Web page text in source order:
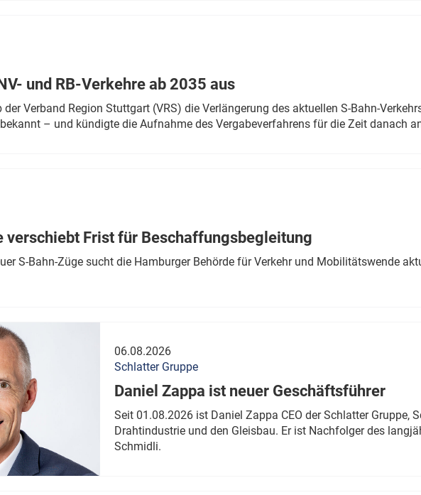
und RB-Verkehre ab 2035 aus
der Verband Region Stuttgart (VRS) die Verlängerung des aktuellen S-Bahn-
– und kündigte die Aufnahme des Vergabeverfahrens für die Zeit danach
verschiebt Frist für Beschaffungsbegleitung
S-Bahn-Züge sucht die Hamburger Behörde für Verkehr und Mobilitätswende
06.08.2026
Schlatter Gruppe
Daniel Zappa ist neuer Geschäftsführer
Seit 01.08.2026 ist Daniel Zappa CEO der Schlatter Gruppe,
Drahtindustrie und den Gleisbau. Er ist Nachfolger des
Schmidli.